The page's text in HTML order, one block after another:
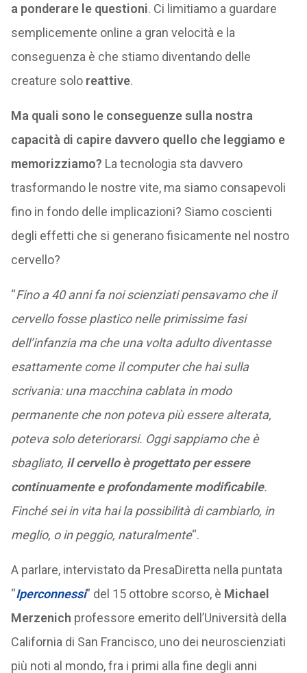
a ponderare le questioni. Ci limitiamo a guardare
semplicemente online a gran velocità e la
conseguenza è che stiamo diventando delle
creature solo reattive.
Ma quali sono le conseguenze sulla nostra
capacità di capire davvero quello che leggiamo e
memorizziamo? La tecnologia sta davvero
trasformando le nostre vite, ma siamo consapevoli
fino in fondo delle implicazioni? Siamo coscienti
degli effetti che si generano fisicamente nel nostro
cervello?
“Fino a 40 anni fa noi scienziati pensavamo che il
cervello fosse plastico nelle primissime fasi
dell’infanzia ma che una volta adulto diventasse
esattamente come il computer che hai sulla
scrivania: una macchina cablata in modo
permanente che non poteva più essere alterata,
poteva solo deteriorarsi. Oggi sappiamo che è
sbagliato, il cervello è progettato per essere
continuamente e profondamente modificabile.
Finché sei in vita hai la possibilità di cambiarlo, in
meglio, o in peggio, naturalmente“.
A parlare, intervistato da PresaDiretta nella puntata
“Iperconnessi” del 15 ottobre scorso, è Michael
Merzenich professore emerito dell’Università della
California di San Francisco, uno dei neuroscienziati
più noti al mondo, fra i primi alla fine degli anni